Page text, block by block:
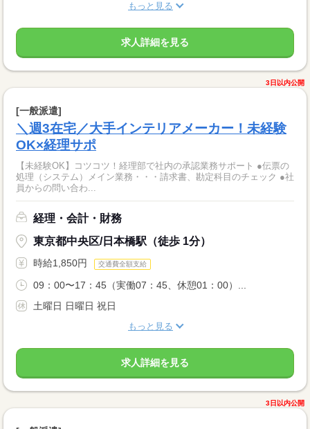
もっと見る
求人詳細を見る
3日以内公開
[一般派遣]
＼週3在宅／大手インテリアメーカー！未経験
OK×経理サポ
【未経験OK】コツコツ！経理部で社内の承認業務サポート ●伝票の
処理（システム）メイン業務・・・請求書、勘定科目のチェック ●社
員からの問い合わ...
経理・会計・財務
東京都中央区/日本橋駅（徒歩 1分）
時給1,850円 交通費全額支給
09：00〜17：45（実働07：45、休憩01：00）...
土曜日 日曜日 祝日
もっと見る
求人詳細を見る
3日以内公開